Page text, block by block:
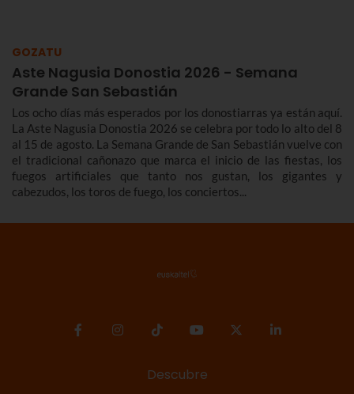
GOZATU
Aste Nagusia Donostia 2026 - Semana
Grande San Sebastián
Los ocho días más esperados por los donostiarras ya están aquí.
La Aste Nagusia Donostia 2026 se celebra por todo lo alto del 8
al 15 de agosto. La Semana Grande de San Sebastián vuelve con
el tradicional cañonazo que marca el inicio de las fiestas, los
fuegos artificiales que tanto nos gustan, los gigantes y
cabezudos, los toros de fuego, los conciertos...
Descubre